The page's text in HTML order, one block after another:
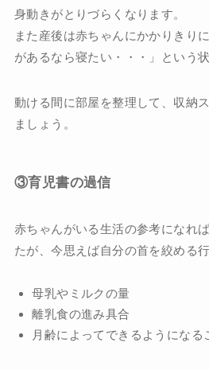
身動きがとりづらくなります。
また産後は赤ちゃんにかかりきり
があるなら寝たい・・・」という状
動ける間に部屋を整理して、収納
ましょう。
③育児書の過信
赤ちゃんがいる生活の参考になれ
たが、今思えば自分の首を絞める行
母乳やミルクの量
離乳食の進み具合
月齢によってできるようになる